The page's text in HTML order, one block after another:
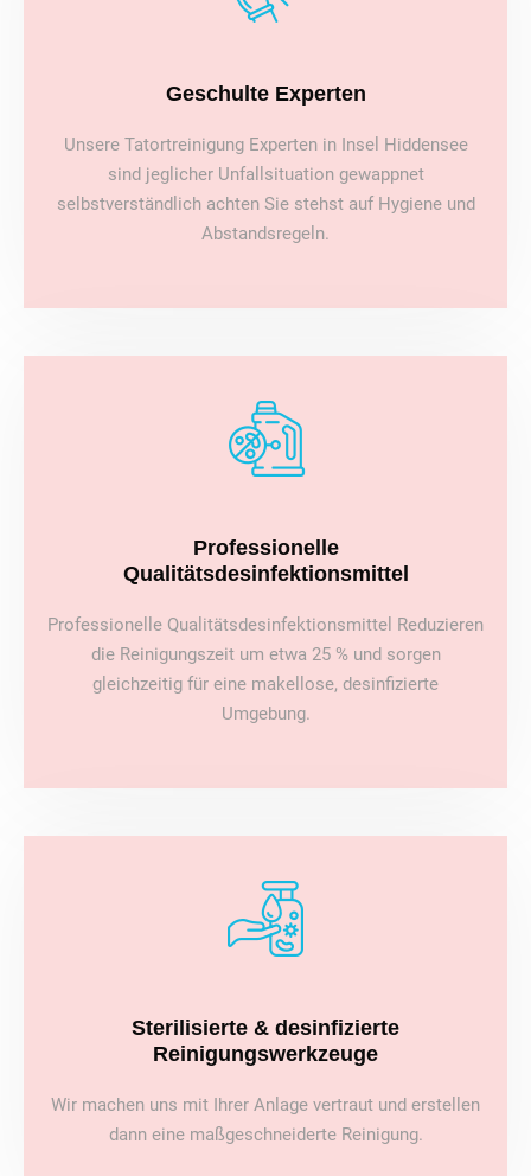
Geschulte Experten
Unsere Tatortreinigung Experten in Insel Hiddensee
sind jeglicher Unfallsituation gewappnet
selbstverständlich achten Sie stehst auf Hygiene und
Abstandsregeln.
Professionelle
Qualitätsdesinfektionsmittel
Professionelle Qualitätsdesinfektionsmittel Reduzieren
die Reinigungszeit um etwa 25 % und sorgen
gleichzeitig für eine makellose, desinfizierte
Umgebung.
Sterilisierte & desinfizierte
Reinigungswerkzeuge
Wir machen uns mit Ihrer Anlage vertraut und erstellen
dann eine maßgeschneiderte Reinigung.